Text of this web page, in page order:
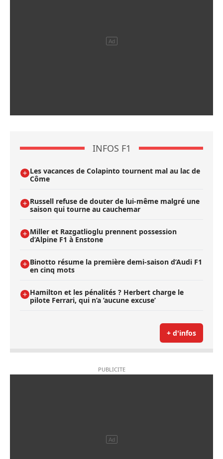
INFOS F1
Les vacances de Colapinto tournent mal au lac de
Côme
Russell refuse de douter de lui-même malgré une
saison qui tourne au cauchemar
Miller et Razgatlioglu prennent possession
d’Alpine F1 à Enstone
Binotto résume la première demi-saison d’Audi F1
en cinq mots
Hamilton et les pénalités ? Herbert charge le
pilote Ferrari, qui n’a ’aucune excuse’
+ d'infos